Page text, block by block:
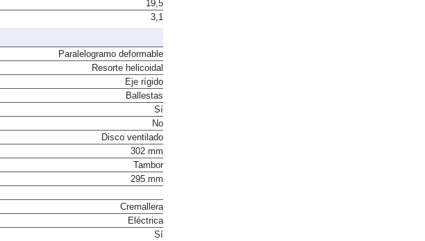
19,5
3,1
Paralelogramo deformable
Resorte helicoidal
Eje rígido
Ballestas
Sí
No
Disco ventilado
302 mm
Tambor
295 mm
Cremallera
Eléctrica
Sí